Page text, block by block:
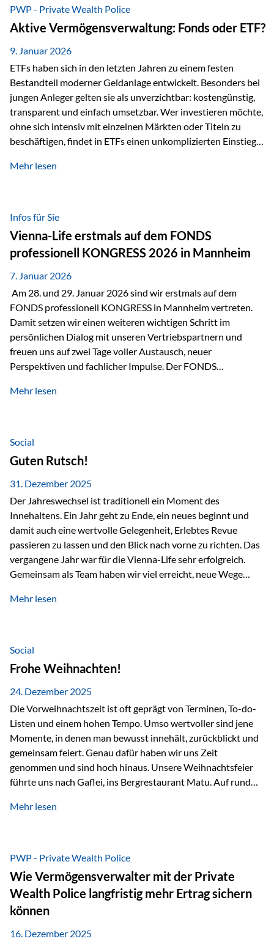
Inflationsrobustheit und Stabilisierung – eingebettet in eine
liechtensteinische Versicherungsstruktur. Die
Sicherheitsarchitektur: Liechtenstein als Strukturprinzip Die
Private Wealth Police positioniert sich mit einer dreistufigen
Sicherheitsarchitektur, die auf mehreren Ebenen ansetzt:
Stufe 1: Versicherer-Ebene • Versicherung mit…
PWP - Private Wealth Police
Aktive Vermögensverwaltung: Fonds oder ETF?
9. Januar 2026
ETFs haben sich in den letzten Jahren zu einem festen
Bestandteil moderner Geldanlage entwickelt. Besonders bei
jungen Anleger gelten sie als unverzichtbar: kostengünstig,
transparent und einfach umsetzbar. Wer investieren möchte,
ohne sich intensiv mit einzelnen Märkten oder Titeln zu
beschäftigen, findet in ETFs einen unkomplizierten Einstieg
werden häufig kritisch betrachtet. Sie gelten als teurer,
Beide Ansätze haben ihre Berechtigung und ihre Stärken
entfalten sie oft gerade in Kombination. ETFs: Effizient, breit
gestreut und klar strukturiert…
Mehr lesen
Infos für Sie
Vienna-Life erstmals auf dem FONDS
professionell KONGRESS 2026 in Mannheim
7. Januar 2026
Am 28. und 29. Januar 2026 sind wir erstmals auf dem
FONDS professionell KONGRESS in Mannheim vertreten.
Damit setzen wir einen weiteren wichtigen Schritt im
persönlichen Dialog mit unseren Vertriebspartnern und
freuen uns auf zwei Tage voller Austausch, neuer
Perspektiven und fachlicher Impulse. Der FONDS
Branchentreffen für Finanz- und Versicherungsprofis im
Vermögensstrukturierung und Nachfolgeplanung
gemeinsam zu diskutieren. Persönlich für Sie vor Ort An
beiden Kongresstagen stehen Ihnen Maximilian
Fichtenbauer, Dirk…
Mehr lesen
Social
Guten Rutsch!
31. Dezember 2025
Der Jahreswechsel ist traditionell ein Moment des
Innehaltens. Ein Jahr geht zu Ende, ein neues beginnt und
damit auch eine wertvolle Gelegenheit, Erlebtes Revue
passieren zu lassen und den Blick nach vorne zu richten. Das
vergangene Jahr war für die Vienna-Life sehr erfolgreich.
Gemeinsam als Team haben wir viel erreicht, neue Wege
Veranstaltungen wie der Schnifisschnauf, aber auch unsere
starkes Miteinander ist. Neben diesen gemeinsamen
Erlebnissen konnten wir…
Mehr lesen
Social
Frohe Weihnachten!
24. Dezember 2025
Die Vorweihnachtszeit ist oft geprägt von Terminen, To-do-
Listen und einem hohen Tempo. Umso wertvoller sind jene
Momente, in denen man bewusst innehält, zurückblickt und
gemeinsam feiert. Genau dafür haben wir uns Zeit
genommen und sind hoch hinaus. Unsere Weihnachtsfeier
führte uns nach Gaflei, ins Bergrestaurant Matu. Auf rund
beeindruckendes Panorama, sondern auch etwas, das im
verschneiter Landschaft, bei feinem Essen, guter Musik und
einer entspannten…
Mehr lesen
PWP - Private Wealth Police
Wie Vermögensverwalter mit der Private
Wealth Police langfristig mehr Ertrag sichern
können
16. Dezember 2025